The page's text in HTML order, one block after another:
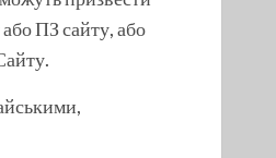
ПЗ сайту, або